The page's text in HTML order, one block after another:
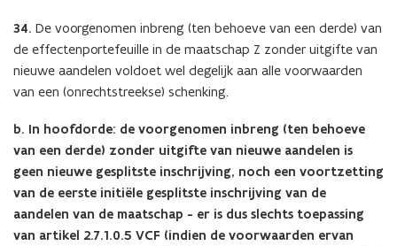
34. De voorgenomen inbreng (ten behoeve van een derde) van
de effectenportefeuille in de maatschap Z zonder uitgifte van
nieuwe aandelen voldoet wel degelijk aan alle voorwaarden
van een (onrechtstreekse) schenking.
b. In hoofdorde: de voorgenomen inbreng (ten behoeve
van een derde) zonder uitgifte van nieuwe aandelen is
geen nieuwe gesplitste inschrijving, noch een voortzetting
van de eerste initiële gesplitste inschrijving van de
aandelen van de maatschap - er is dus slechts toepassing
van artikel 2.7.1.0.5 VCF (indien de voorwaarden ervan